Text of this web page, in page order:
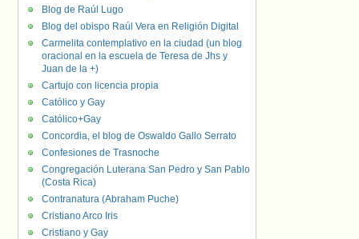
Blog de Raúl Lugo
Blog del obispo Raúl Vera en Religión Digital
Carmelita contemplativo en la ciudad (un blog
oracional en la escuela de Teresa de Jhs y
Juan de la +)
Cartujo con licencia propia
Católico y Gay
Católico+Gay
Concordia, el blog de Oswaldo Gallo Serrato
Confesiones de Trasnoche
Congregación Luterana San Pedro y San Pablo
(Costa Rica)
Contranatura (Abraham Puche)
Cristiano Arco Iris
Cristiano y Gay